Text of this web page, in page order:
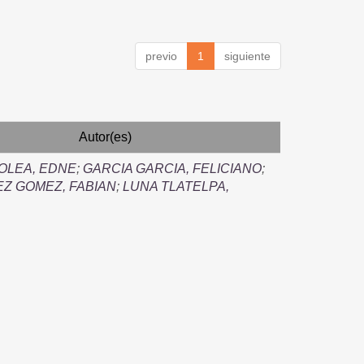
previo 1 siguiente
Autor(es)
EDNE; GARCIA GARCIA, FELICIANO;
GOMEZ, FABIAN; LUNA TLATELPA,